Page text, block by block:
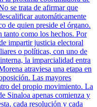
se trata de afirmar que
automáticamente
de quien preside el órgano.
tanto como los hechos. Por
impartir justicia electoral
o políticas, con uno de
la imparcialidad entra
atraviesa una etapa en
Las mayores
del propio movimiento. La
Sinaloa apenas comienza y
cada resolución y cada